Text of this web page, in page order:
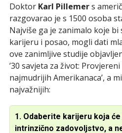
Doktor Karl Pillemers
razgovarao je s 1500 osoba
Najviše ga je zanimalo koje bi
karijeru i posao, mogli dati
ove zanimljive studije
’30 savjeta za život:
najmudrijih Amerikanaca’, a
najvažnijih:
1. Odaberite karijeru koja
intrinzično zadovoljstvo, a